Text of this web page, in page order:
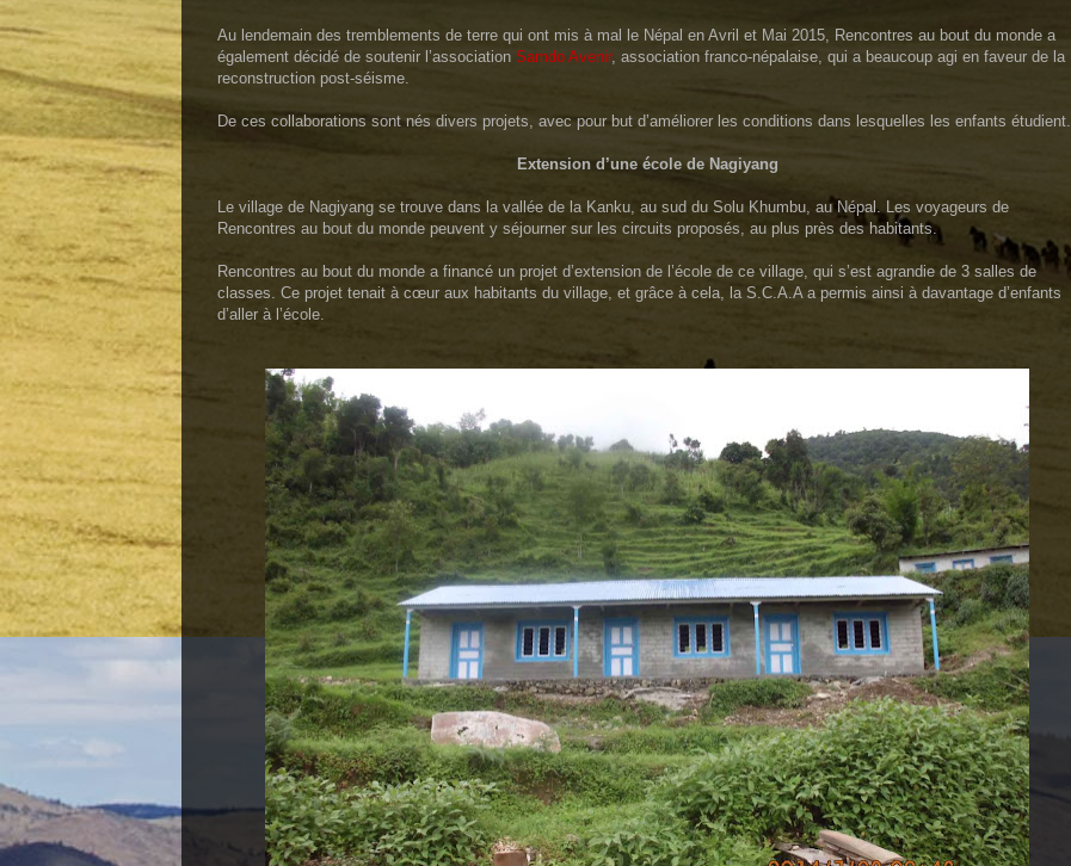
Au lendemain des tremblements de terre qui ont mis à mal le Népal en Avril et Mai 2015, Rencontres au bout du monde a
également décidé de soutenir l’association Samdo Avenir, association franco-népalaise, qui a beaucoup agi en faveur de la
reconstruction post-séisme.
De ces collaborations sont nés divers projets, avec pour but d’améliorer les conditions dans lesquelles les enfants étudient.
Extension d’une école de Nagiyang
Le village de Nagiyang se trouve dans la vallée de la Kanku, au sud du Solu Khumbu, au Népal. Les voyageurs de
Rencontres au bout du monde peuvent y séjourner sur les circuits proposés, au plus près des habitants.
Rencontres au bout du monde a financé un projet d’extension de l’école de ce village, qui s’est agrandie de 3 salles de
classes. Ce projet tenait à cœur aux habitants du village, et grâce à cela, la S.C.A.A a permis ainsi à davantage d’enfants
d’aller à l’école.